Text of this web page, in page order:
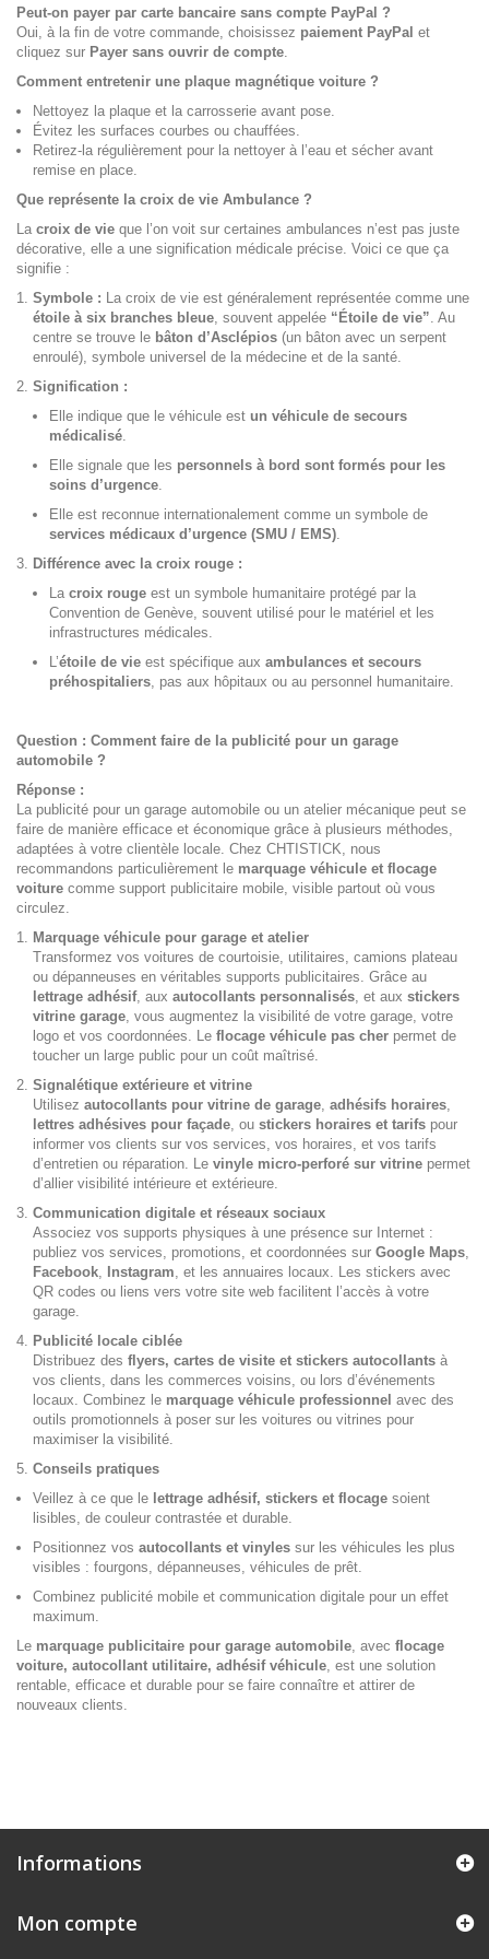
Peut-on payer par carte bancaire sans compte PayPal ?
Oui, à la fin de votre commande, choisissez paiement PayPal et
cliquez sur Payer sans ouvrir de compte.
Comment entretenir une plaque magnétique voiture ?
Nettoyez la plaque et la carrosserie avant pose.
Évitez les surfaces courbes ou chauffées.
Retirez-la régulièrement pour la nettoyer à l’eau et sécher avant
remise en place.
Que représente la croix de vie Ambulance ?
La croix de vie que l’on voit sur certaines ambulances n’est pas juste
décorative, elle a une signification médicale précise. Voici ce que ça
signifie :
Symbole : La croix de vie est généralement représentée comme une
étoile à six branches bleue, souvent appelée “Étoile de vie”. Au
centre se trouve le bâton d’Asclépios (un bâton avec un serpent
enroulé), symbole universel de la médecine et de la santé.
Signification :
Elle indique que le véhicule est un véhicule de secours
médicalisé.
Elle signale que les personnels à bord sont formés pour les
soins d’urgence.
Elle est reconnue internationalement comme un symbole de
services médicaux d’urgence (SMU / EMS).
Différence avec la croix rouge :
La croix rouge est un symbole humanitaire protégé par la
Convention de Genève, souvent utilisé pour le matériel et les
infrastructures médicales.
L’étoile de vie est spécifique aux ambulances et secours
préhospitaliers, pas aux hôpitaux ou au personnel humanitaire.
Question : Comment faire de la publicité pour un garage
automobile ?
Réponse :
La publicité pour un garage automobile ou un atelier mécanique peut se
faire de manière efficace et économique grâce à plusieurs méthodes,
adaptées à votre clientèle locale. Chez CHTISTICK, nous
recommandons particulièrement le marquage véhicule et flocage
voiture comme support publicitaire mobile, visible partout où vous
circulez.
Marquage véhicule pour garage et atelier
Transformez vos voitures de courtoisie, utilitaires, camions plateau
ou dépanneuses en véritables supports publicitaires. Grâce au
lettrage adhésif, aux autocollants personnalisés, et aux stickers
vitrine garage, vous augmentez la visibilité de votre garage, votre
logo et vos coordonnées. Le flocage véhicule pas cher permet de
toucher un large public pour un coût maîtrisé.
Signalétique extérieure et vitrine
Utilisez autocollants pour vitrine de garage, adhésifs horaires,
lettres adhésives pour façade, ou stickers horaires et tarifs pour
informer vos clients sur vos services, vos horaires, et vos tarifs
d’entretien ou réparation. Le vinyle micro-perforé sur vitrine permet
d’allier visibilité intérieure et extérieure.
Communication digitale et réseaux sociaux
Associez vos supports physiques à une présence sur Internet :
publiez vos services, promotions, et coordonnées sur Google Maps,
Facebook, Instagram, et les annuaires locaux. Les stickers avec
QR codes ou liens vers votre site web facilitent l’accès à votre
garage.
Publicité locale ciblée
Distribuez des flyers, cartes de visite et stickers autocollants à
vos clients, dans les commerces voisins, ou lors d’événements
locaux. Combinez le marquage véhicule professionnel avec des
outils promotionnels à poser sur les voitures ou vitrines pour
maximiser la visibilité.
Conseils pratiques
Veillez à ce que le lettrage adhésif, stickers et flocage soient
lisibles, de couleur contrastée et durable.
Positionnez vos autocollants et vinyles sur les véhicules les plus
visibles : fourgons, dépanneuses, véhicules de prêt.
Combinez publicité mobile et communication digitale pour un effet
maximum.
Le marquage publicitaire pour garage automobile, avec flocage
voiture, autocollant utilitaire, adhésif véhicule, est une solution
rentable, efficace et durable pour se faire connaître et attirer de
nouveaux clients.
Informations
Mon compte